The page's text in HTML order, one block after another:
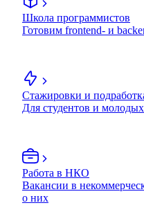
Школа программистов
Готовим frontend- и
Стажировки и
Для студентов и
Работа в НКО
Вакансии в
о них